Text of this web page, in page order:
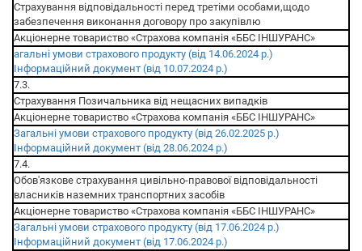
Страхування відповідальності перед третіми особами,щодо
забезпечення виконання договору про закупівлю
Акціонерне товариство «Страхова компанія «ББС ІНШУРАНС»
агальні умови страхового продукту (від 14.06.2024 р.)
Інформаційний документ (від 10.07.2024 р.)
7.3.
Страхування Позичальника від нещасних випадків
Акціонерне товариство «Страхова компанія «ББС ІНШУРАНС»
Загальні умови страхового продукту (від 26.02.2025 р.)
Інформаційний документ (від 28.06.2024 р.)
7.4.
Обов'язкове страхування цивільно-правової відповідальності
власників наземних транспортних засобів
Акціонерне товариство «Страхова компанія «ББС ІНШУРАНС»
Загальні умови страхового продукту (від 17.06.2024 р.)
Інформаційний документ (від 17.06.2024 р.)